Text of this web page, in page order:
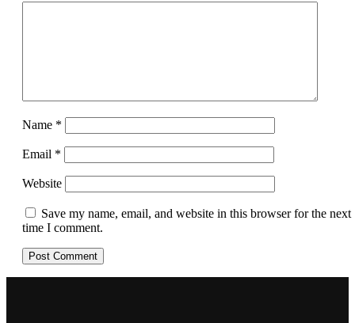
Name *
Email *
Website
Save my name, email, and website in this browser for the next
time I comment.